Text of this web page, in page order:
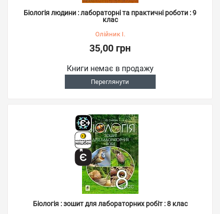
Біологія людини : лабораторні та практичні роботи : 9
клас
Олійник І.
35,00 грн
Книги немає в продажу
Переглянути
Біологія : зошит для лабораторних робіт : 8 клас